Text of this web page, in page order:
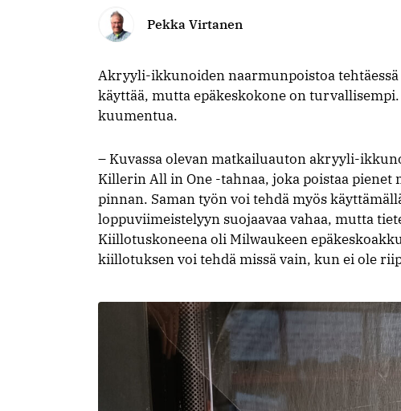
Pekka Virtanen
Akryyli-ikkunoiden naarmunpoistoa
käyttää, mutta epäkeskokone on
kuumentua.
– Kuvassa olevan matkailuauton akryyli-
Killerin All in One -tahnaa, joka poistaa pienet
pinnan. Saman työn voi tehdä myös
loppuviimeistelyyn suojaavaa vahaa, mutta
Kiillotuskoneena oli Milwaukeen
kiillotuksen voi tehdä missä vain, kun ei ole